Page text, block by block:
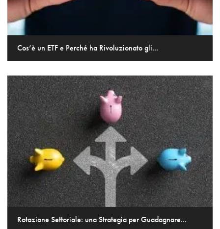
Cos’è un ETF e Perché ha Rivoluzionato gli...
Rotazione Settoriale: una Strategia per Guadagnare...